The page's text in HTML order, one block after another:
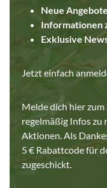
Neue
Informationen
Exklusive
Jetzt einfach
Melde dich hier
regelmäßig Infos zu
Aktionen. Als
5 € Rabattcode für
zugeschickt.